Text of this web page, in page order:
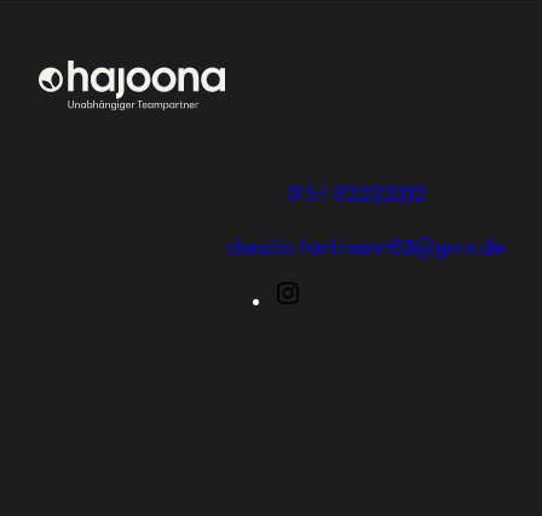
0157 82232312
claudia.hartmann63@gmx.de